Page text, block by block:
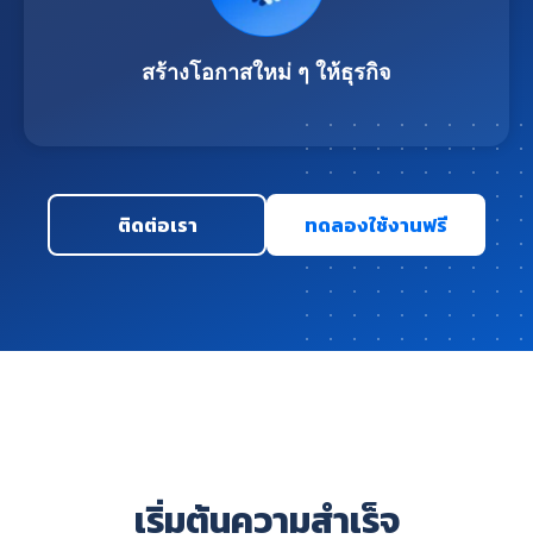
สร้างโอกาสใหม่ ๆ ให้ธุรกิจ
ติดต่อเรา ทดลองใช้งานฟรี
เริ่มต้นความสำเร็จ